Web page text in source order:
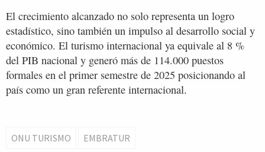
El crecimiento alcanzado no solo representa un logro
estadístico, sino también un impulso al desarrollo social y
económico. El turismo internacional ya equivale al 8 %
del PIB nacional y generó más de 114.000 puestos
formales en el primer semestre de 2025 posicionando al
país como un gran referente internacional.
ONU TURISMO EMBRATUR